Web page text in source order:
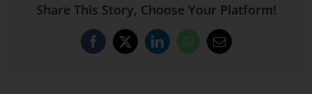
Share This Story, Choose Your Platform!
Facebook
X LinkedInWhatsApp
Email